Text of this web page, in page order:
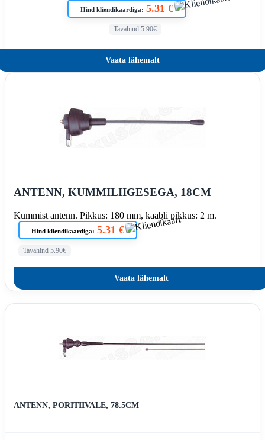
Hind kliendikaardiga: 5.31 €
Tavahind 5.90€
Vaata lähemalt
ANTENN, KUMMILIIGESEGA, 18CM
Kummist antenn. Pikkus: 180 mm, kaabli pikkus: 2 m.
Hind kliendikaardiga: 5.31 €
Tavahind 5.90€
Vaata lähemalt
ANTENN, PORITIIVALE, 78.5CM